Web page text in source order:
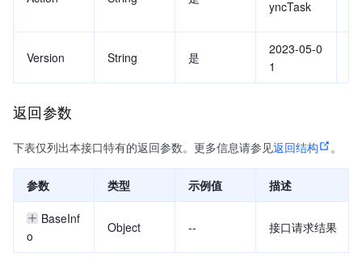
yncTask
Version String 是
2023-05-0
1
返回参数
下表仅列出本接口特有的返回参数。更多信息请参见返回结构 。
参数 类型 示例值 描述
BaseInf
o
Object -- 接口请求结果